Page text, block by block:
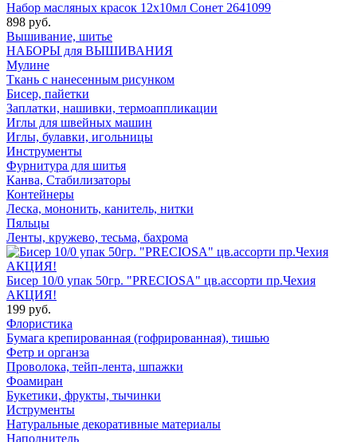
Набор масляных красок 12х10мл Сонет 2641099
898 руб.
Вышивание, шитье
НАБОРЫ для ВЫШИВАНИЯ
Мулине
Ткань с нанесенным рисунком
Бисер, пайетки
Заплатки, нашивки, термоаппликации
Иглы для швейных машин
Иглы, булавки, игольницы
Инструменты
Фурнитура для шитья
Канва, Стабилизаторы
Контейнеры
Леска, мононить, канитель, нитки
Пяльцы
Ленты, кружево, тесьма, бахрома
Бисер 10/0 упак 50гр. "PRECIOSA" цв.ассорти пр.Чехия
АКЦИЯ!
199 руб.
Флористика
Бумага крепированная (гофрированная), тишью
Фетр и органза
Проволока, тейп-лента, шпажки
Фоамиран
Букетики, фрукты, тычинки
Иструменты
Натуральные декоративные материалы
Наполнитель